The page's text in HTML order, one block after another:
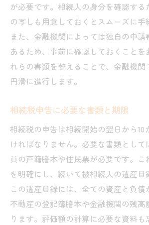
が必要です。相続人の身分を確認する
の写しも用意しておくとスムーズに手
また、金融機関によっては独自の申請
あるため、事前に確認しておくことを
れらの書類を整えることで、金融機関
円滑に進行します。
相続税申告に必要な書類と期限
相続税の申告は相続開始の翌日から10
ければなりません。必要な書類とし
員の戸籍謄本や住民票が必要です。こ
を明確にし、続いて被相続人の遺産目
この遺産目録には、全ての資産と負
不動産の登記簿謄本や金融機関の残高
ります。評価額の計算に必要な資料も